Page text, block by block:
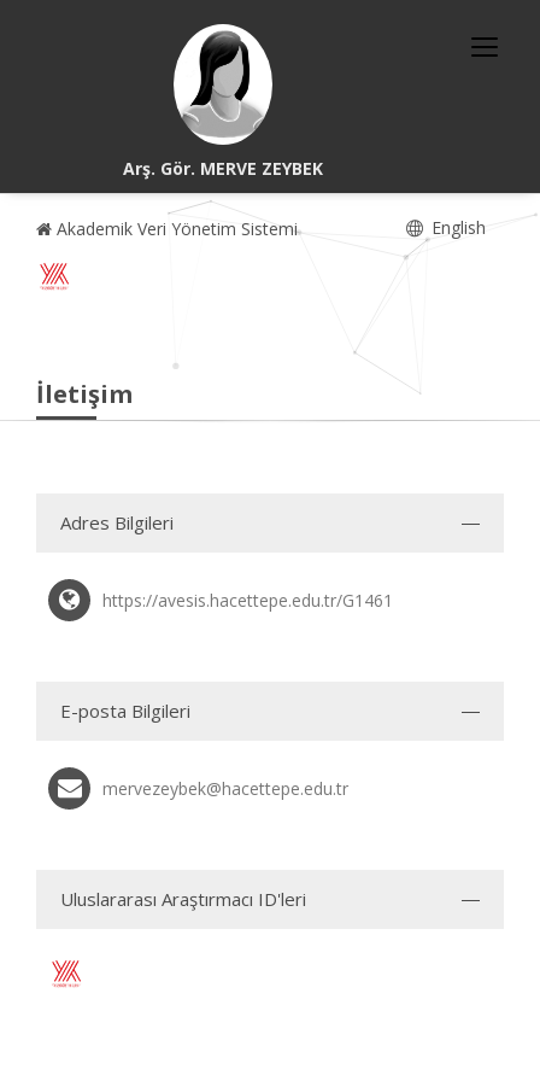
Arş. Gör. MERVE ZEYBEK
Akademik Veri Yönetim Sistemi English
İletişim
Adres Bilgileri
https://avesis.hacettepe.edu.tr/G1461
E-posta Bilgileri
mervezeybek@hacettepe.edu.tr
Uluslararası Araştırmacı ID'leri